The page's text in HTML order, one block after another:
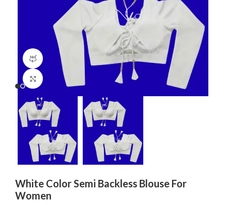
360 product view
Click to enlarge
White Color Semi Backless Blouse For
Women